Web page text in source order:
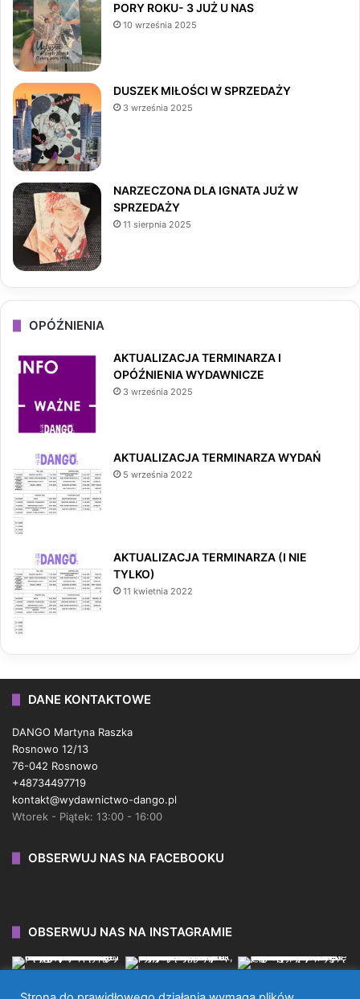
b
k
a
o
PORY ROKU- 3 JUŻ U NAS
10 września 2025
DUSZEK MIŁOŚCI W SPRZEDAŻY
3 września 2025
NARZECZONA DLA IGNATA JUŻ W
SPRZEDAŻY
11 sierpnia 2025
OPÓŹNIENIA
AKTUALIZACJA TERMINARZA I
OPÓŹNIENIA WYDAWNICZE
3 września 2025
AKTUALIZACJA TERMINARZA WYDAŃ
5 września 2022
AKTUALIZACJA TERMINARZA (I NIE
TYLKO)
11 kwietnia 2022
DANE KONTAKTOWE
DANGO Martyna Raszka
Rosnowo 12/13
76-042 Rosnowo
+48734497719
kontakt@wydawnictwo-dango.pl
Wtorek - Piątek: 13:00 - 16:00
OBSERWUJ NAS NA FACEBOOKU
OBSERWUJ NAS NA INSTAGRAMIE